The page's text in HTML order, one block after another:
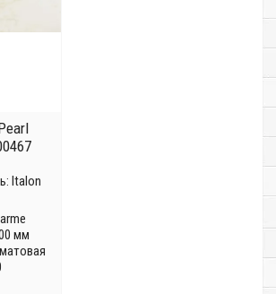
Italon
мм